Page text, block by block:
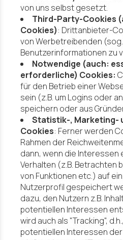
von uns selbst gesetzt.
Third-Party-Cookies
Cookies): Drittanbieter-
von Werbetreibenden
Benutzerinformationen zu
Notwendige (auch:
erforderliche) Cookies:
für den Betrieb einer
sein (z.B. um Logins oder
speichern oder aus
Statistik-, Marketing-
Cookies: Ferner werden
Rahmen der
dann, wenn die
Verhalten (z.B. Betrachten
von Funktionen etc.) auf
Nutzerprofil gespeichert
dazu, den Nutzern z.B.
potentiellen Interessen
wird auch als "Tracking",
potentiellen Interessen